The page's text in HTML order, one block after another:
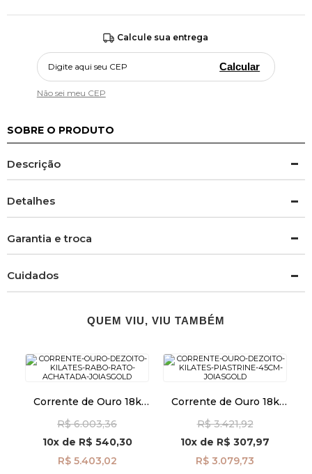
Calcule sua entrega
Calcular
Não sei meu CEP
SOBRE O PRODUTO
Descrição
Detalhes
Garantia e troca
Cuidados
QUEM VIU, VIU TAMBÉM
Corrente de Ouro 18k
co04834
R$ 6.003,36
10xde R$ 540,30
R$ 5.403,02
Corrente de Ouro 18k
45cm CO03635
R$ 3.421,92
10x de R$ 307,97
R$ 3.079,73